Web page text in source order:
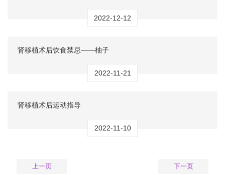
2022-12-12
肾移植术后饮食禁忌——柚子
2022-11-21
肾移植术后运动指导
2022-11-10
上一页 下一页